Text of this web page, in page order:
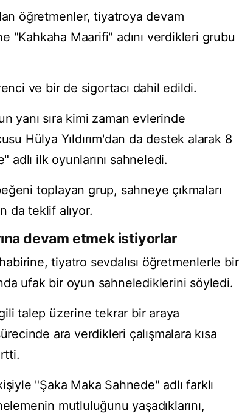
öğretmenler, tiyatroya devam
"Kahkaha Maarifi" adını verdikleri grubu
ve bir de sigortacı dahil edildi.
yanı sıra kimi zaman evlerinde
Hülya Yıldırım'dan da destek alarak 8
ilk oyunlarını sahneledi.
toplayan grup, sahneye çıkmaları
da teklif alıyor.
devam etmek istiyorlar
tiyatro sevdalısı öğretmenlerle bir
ufak bir oyun sahnelediklerini söyledi.
talep üzerine tekrar bir araya
ara verdikleri çalışmalara kısa
"Şaka Maka Sahnede" adlı farklı
mutluluğunu yaşadıklarını,